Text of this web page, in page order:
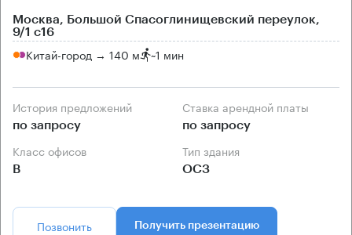
Москва, Большой Спасоглинищевский переулок,
9/1 с16
Китай-город → 140 м ~1 мин
История предложений
по запросу
Ставка арендной платы
по запросу
Класс офисов
B
Тип здания
ОСЗ
Позвонить Получить презентацию